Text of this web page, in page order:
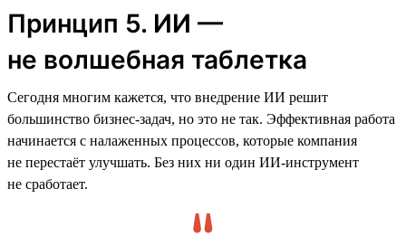
Принцип 5. ИИ —
не волшебная таблетка
Сегодня многим кажется, что внедрение ИИ решит
большинство бизнес-задач, но это не так. Эффективная работа
начинается с налаженных процессов, которые компания
не перестаёт улучшать. Без них ни один ИИ-инструмент
не сработает.